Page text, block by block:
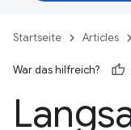
Startseite Articles
War das hilfreich?